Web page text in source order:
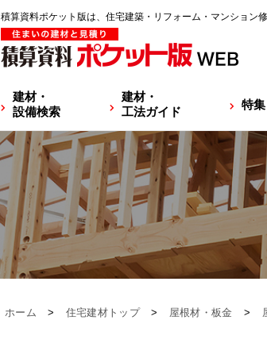
積算資料ポケット版は、住宅建築・リフォーム・マンション
建材・
設備検索
建材・
工法ガイド
特集
ホーム > 住宅建材トップ > 屋根材・板金 >